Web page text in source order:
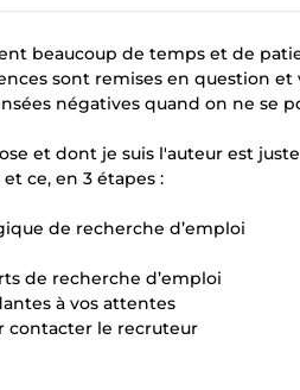
beaucoup de temps et de
sont remises en question
négatives quand on ne se
et dont je suis l'auteur est
ce, en 3 étapes :
de recherche d’emploi
de recherche d’emploi
à vos attentes
contacter le recruteur